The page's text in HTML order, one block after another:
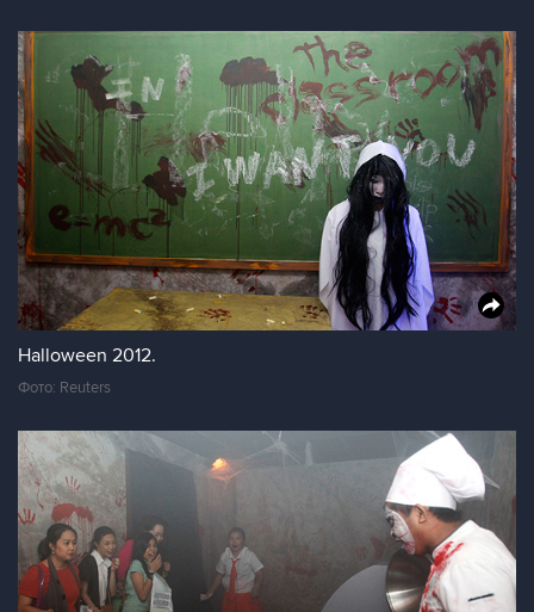
Halloween 2012.
Фото: Reuters